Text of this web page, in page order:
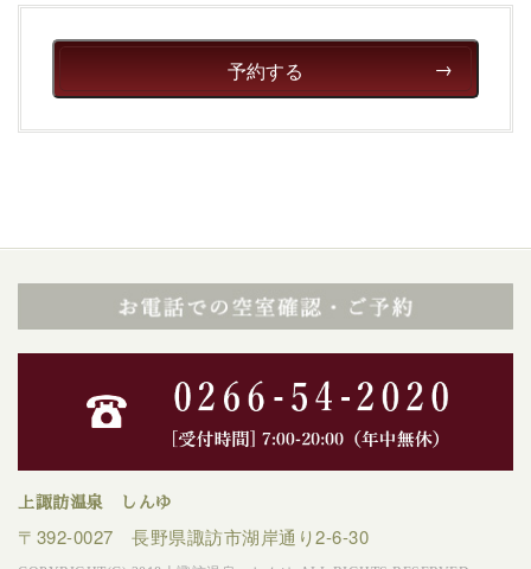
予約する
上諏訪温泉 しんゆ
〒392-0027 長野県諏訪市湖岸通り2-6-30